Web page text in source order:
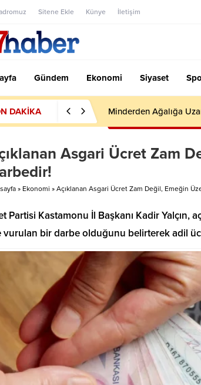
Sitene Ekle Künye İletişim
Gündem Ekonomi Siyaset
DAKİKA Minderden Ağalığa
Asgari Ücret Zam
» Ekonomi » Açıklanan Asgari Ücret Zam Değil, Emeğin
Partisi Kastamonu İl Başkanı Kadir Yalçın,
vurulan bir darbe olduğunu belirterek adil